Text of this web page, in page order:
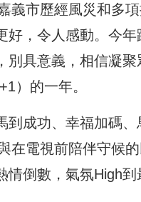
義市歷經風災和多
好，令人感動。今
別具意義，相信凝
）的一年。
到成功、幸福加碼
在電視前陪伴守候
倒數，氣氛High到